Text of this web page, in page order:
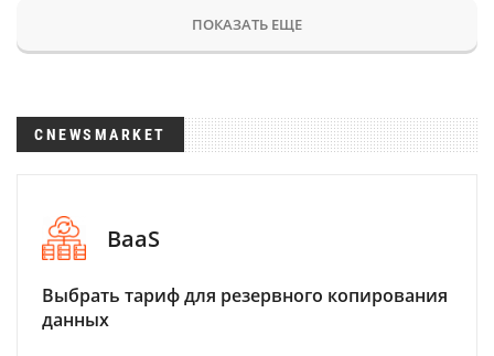
ПОКАЗАТЬ ЕЩЕ
CNEWSMARKET
BaaS
Выбрать тариф для резервного копирования
данных